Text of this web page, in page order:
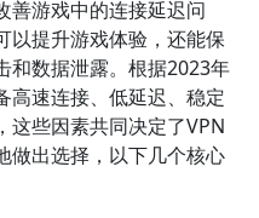
善游戏中的连接延迟问
以提升游戏体验，还能保
和数据泄露。根据2023年
高速连接、低延迟、稳定
这些因素共同决定了VPN
做出选择，以下几个核心